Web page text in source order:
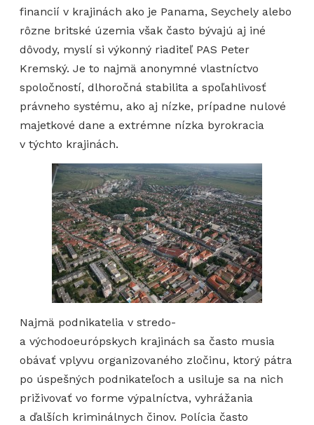
financií v krajinách ako je Panama, Seychely alebo
rôzne britské územia však často bývajú aj iné
dôvody, myslí si výkonný riaditeľ PAS Peter
Kremský. Je to najmä anonymné vlastníctvo
spoločností, dlhoročná stabilita a spoľahlivosť
právneho systému, ako aj nízke, prípadne nulové
majetkové dane a extrémne nízka byrokracia
v týchto krajinách.
Najmä podnikatelia v stredo-
a východoeurópskych krajinách sa často musia
obávať vplyvu organizovaného zločinu, ktorý pátra
po úspešných podnikateľoch a usiluje sa na nich
priživovať vo forme výpalníctva, vyhrážania
a ďalších kriminálnych činov. Polícia často